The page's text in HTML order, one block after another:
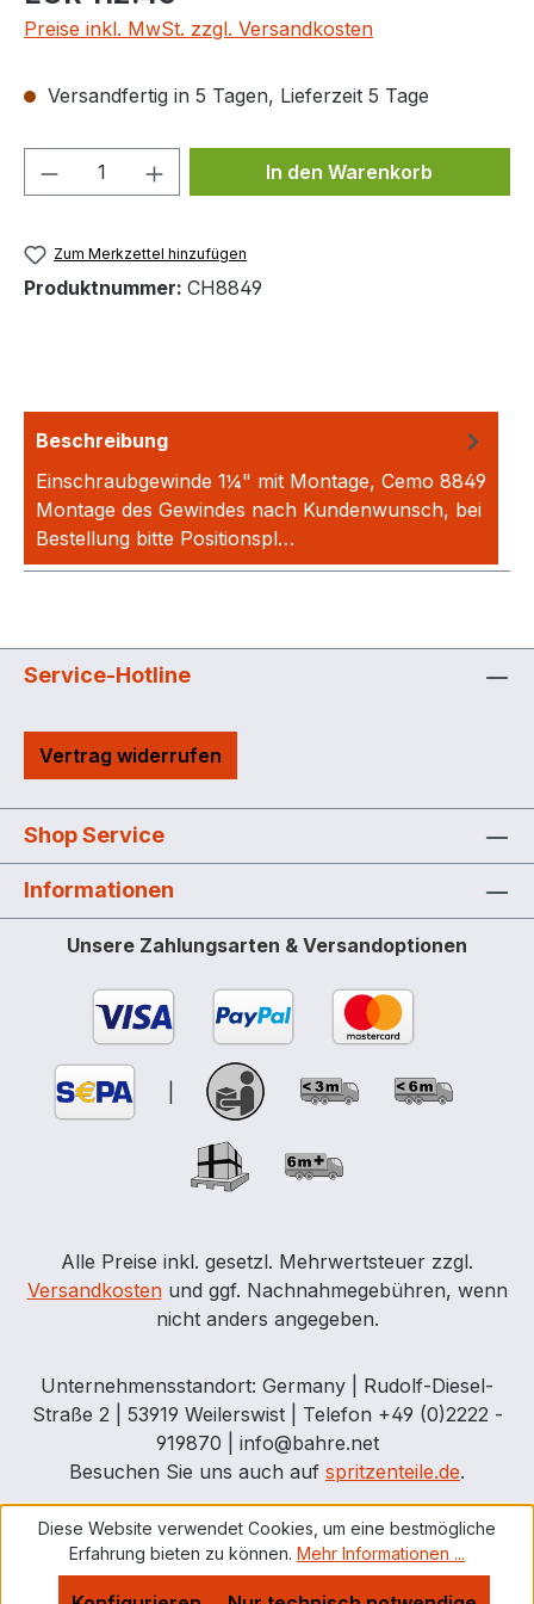
Preise inkl. MwSt. zzgl. Versandkosten
Versandfertig in 5 Tagen, Lieferzeit 5 Tage
Produkt Anzahl: Gib denIn den Warenkorb
Zum Merkzettel hinzufügen
Produktnummer: CH8849
Beschreibung
Einschraubgewinde 1¼" mit Montage, Cemo 8849
Montage des Gewindes nach Kundenwunsch, bei
Bestellung bitte Positionspl…
Service-Hotline
Vertrag widerrufen
Shop Service
Informationen
Unsere Zahlungsarten & Versandoptionen
Alle Preise inkl. gesetzl. Mehrwertsteuer zzgl.
Versandkostenund ggf. Nachnahmegebühren, wenn
nicht anders angegeben.
Unternehmensstandort: Germany | Rudolf-Diesel-
Straße 2 | 53919 Weilerswist | Telefon +49 (0)2222 -
919870 | info@bahre.net
Besuchen Sie uns auch auf spritzenteile.de.
Diese Website verwendet Cookies, um eine bestmögliche
Erfahrung bieten zu können. Mehr Informationen ...